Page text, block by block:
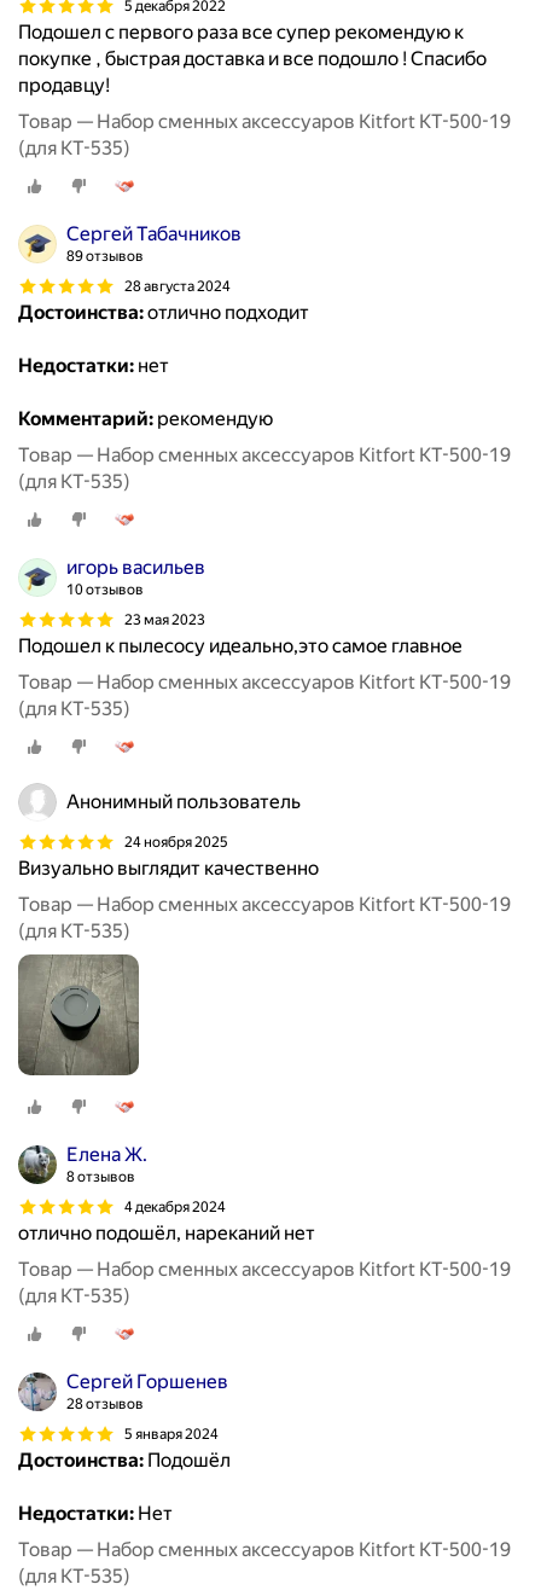
5 декабря 2022
Подошел с первого раза все супер рекомендую к
покупке , быстрая доставка и все подошло ! Спасибо
продавцу!
Товар — Набор сменных аксессуаров Kitfort КТ-500-19
(для КТ-535)
Сергей Табачников
89 отзывов
28 августа 2024
Достоинства:отлично подходит
Недостатки: нет
Комментарий: рекомендую
Товар — Набор сменных аксессуаров Kitfort КТ-500-19
(для КТ-535)
игорь васильев
10 отзывов
23 мая 2023
Подошел к пылесосу идеально,это самое главное
Товар — Набор сменных аксессуаров Kitfort КТ-500-19
(для КТ-535)
Анонимный пользователь
24 ноября 2025
Визуально выглядит качественно
Товар — Набор сменных аксессуаров Kitfort КТ-500-19
(для КТ-535)
Елена Ж.
8 отзывов
4 декабря 2024
отлично подошёл, нареканий нет
Товар — Набор сменных аксессуаров Kitfort КТ-500-19
(для КТ-535)
Сергей Горшенев
28 отзывов
5 января 2024
Достоинства: Подошёл
Недостатки: Нет
Товар — Набор сменных аксессуаров Kitfort КТ-500-19
(для КТ-535)